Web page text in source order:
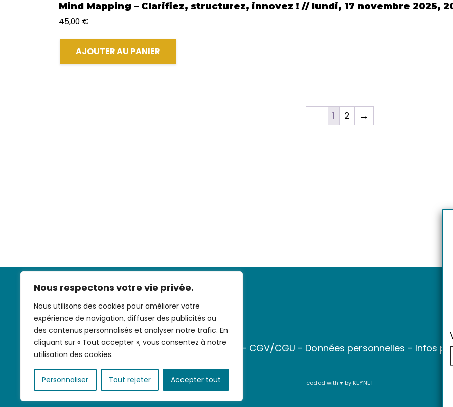
Nous respectons votre vie privée.
Nous utilisons des cookies pour améliorer votre
expérience de navigation, diffuser des publicités ou
des contenus personnalisés et analyser notre trafic. En
cliquant sur « Tout accepter », vous consentez à notre
utilisation des cookies.
Personnaliser Tout rejeter Accepter tout
Mind Mapping – Clarifiez, structurez, innovez ! // lundi, 17 novembre 2025,
45,00 €
AJOUTER AU PANIER
1 2 →
Nous contacter - CGV/CGU - Données personnelles - Infos
coded with ♥ by KEYNET